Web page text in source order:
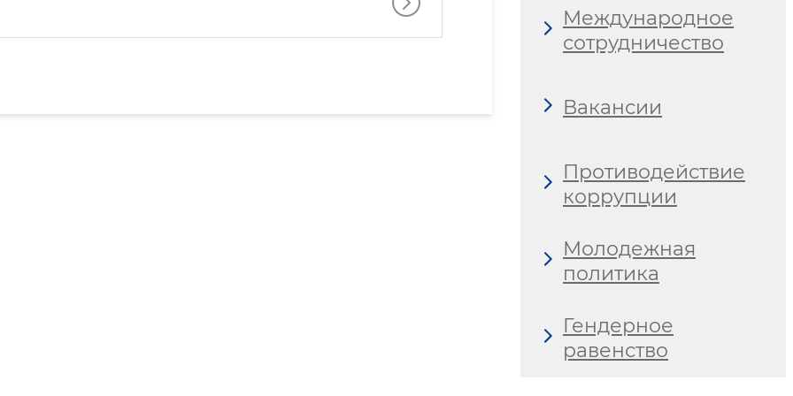
Международное
сотрудничество
Вакансии
Противодействие
коррупции
Молодежная
политика
Гендерное
равенство